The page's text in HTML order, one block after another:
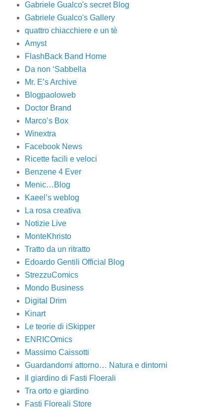
Gabriele Gualco's secret Blog
Gabriele Gualco's Gallery
quattro chiacchiere e un tè
Amyst
FlashBack Band Home
Da non ‘Sabbella
Mr. E’s Archive
Blogpaoloweb
Doctor Brand
Marco’s Box
Winextra
Facebook News
Ricette facili e veloci
Benzene 4 Ever
Menic…Blog
Kaeel’s weblog
La rosa creativa
Notizie Live
MonteKhristo
Tratto da un ritratto
Edoardo Gentili Official Blog
StrezzuComics
Mondo Business
Digital Drim
Kinart
Le teorie di iSkipper
ENRICOmics
Massimo Caissotti
Guardandomi attorno… Natura e dintorni
Il giardino di Fasti Floerali
Tra orto e giardino
Fasti Floreali Store